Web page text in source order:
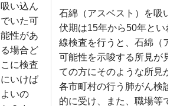
吸い込ん
でいた可
能性があ
る場合ど
こに検査
にいけば
よいの
石綿（アスベスト）を吸い
伏期は15年から50年といわ
線検査を行うと、石綿（ア
可能性を示唆する所見が見
ての方にそのような所見が
各市町村の行う肺がん検診
的に受け、また、職場等で